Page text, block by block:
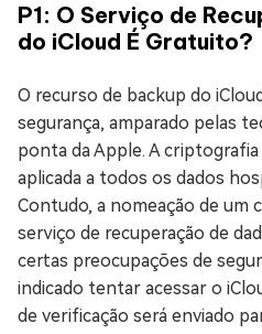
P1: O Serviço de
do iCloud É Gratuito?
O recurso de backup do
segurança, amparado pelas
ponta da Apple. A
aplicada a todos os dados
Contudo, a nomeação de um
serviço de recuperação de
certas preocupações de
indicado tentar acessar o
de verificação será enviado